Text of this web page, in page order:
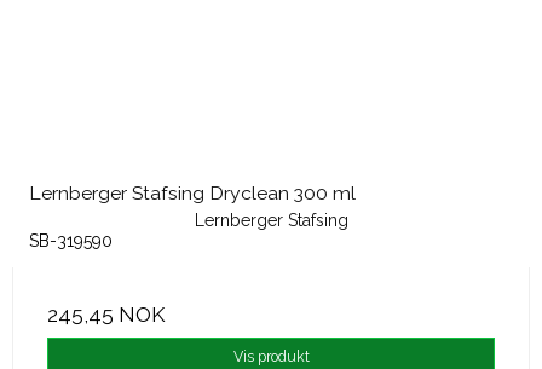
Lernberger Stafsing Dryclean 300 ml
Lernberger Stafsing
SB-319590
245,45 NOK
Vis produkt